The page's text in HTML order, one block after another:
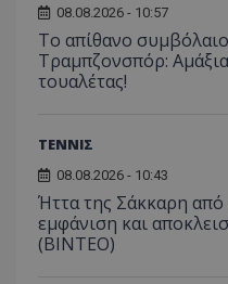
08.08.2026 - 10:57
Το απίθανο
Τραμπζονσπόρ:
τουαλέτας!
ΤΕΝΝΙΣ
08.08.2026 - 10:43
Ήττα της Σάκκαρη
εμφάνιση και
(ΒΙΝΤΕΟ)